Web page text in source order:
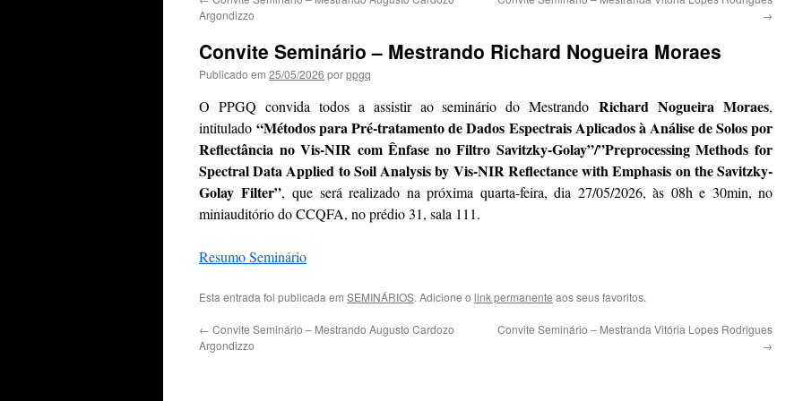
Argondizzo
→
Convite Seminário – Mestrando Richard Nogueira Moraes
Publicado em 25/05/2026 porppgq
O PPGQ convida todos a assistir ao seminário do MestrandoRichard Nogueira Moraes,
intitulado“Métodos para Pré-tratamento de Dados Espectrais Aplicados à Análise de Solos por
Reflectância no Vis-NIR com Ênfase no Filtro Savitzky-Golay”/”Preprocessing Methods for
Spectral Data Applied to Soil Analysis by Vis-NIR Reflectance with Emphasis on the Savitzky-
Golay Filter”, que será realizado na próxima quarta-feira, dia 27/05/2026, às 08h e 30min, no
miniauditório do CCQFA, no prédio 31, sala 111.
Resumo Seminário
Esta entrada foi publicada em SEMINÁRIOS. Adicione o link permanente aos seus favoritos.
← Convite Seminário – Mestrando Augusto Cardozo
Argondizzo
Convite Seminário – Mestranda Vitória Lopes Rodrigues
→